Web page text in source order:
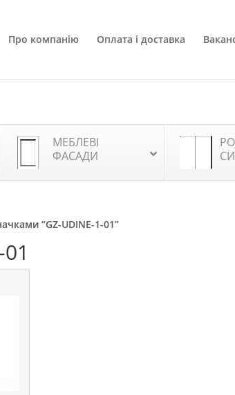
Про компанію Оплата і доставка
МЕБЛЕВІ
ФАСАДИ
“GZ-UDINE-1-01”